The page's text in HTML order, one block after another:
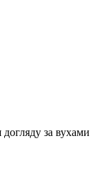
догляду за вухами